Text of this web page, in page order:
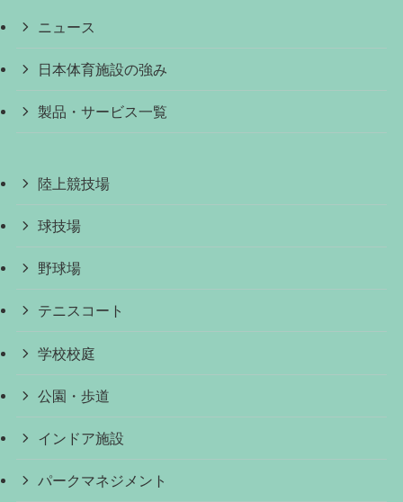
ニュース
日本体育施設の強み
製品・サービス一覧
陸上競技場
球技場
野球場
テニスコート
学校校庭
公園・歩道
インドア施設
パークマネジメント